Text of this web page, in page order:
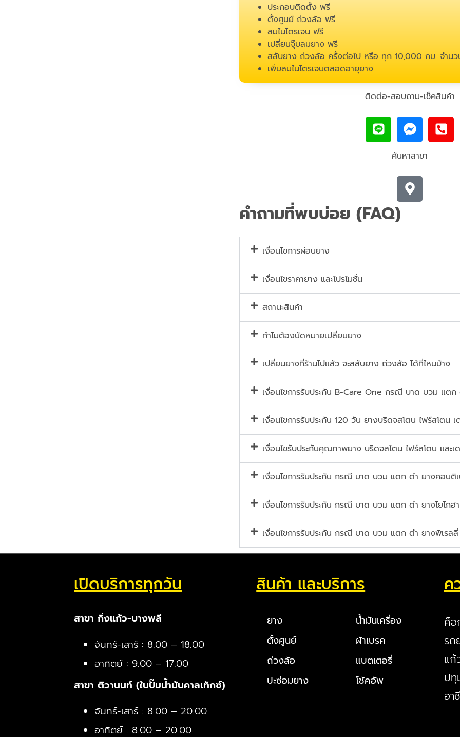
ประกอบติดตั้ง ฟรี
ตั้งศูนย์ ถ่วงล้อ ฟรี
ลมไนโตรเจน ฟรี
เปลี่ยนจุ๊บลมยาง ฟรี
สลับยาง ถ่วงล้อ ครั้งต่อไป หรือ ทุก 10,000 กม. จำน
เพิ่มลมไนโตรเจนตลอดอายุยาง
ติดต่อ-สอบถาม-เช็คสินค้า
ค้นหาสาขา
คำถามที่พบบ่อย (FAQ)
เงื่อนไขการผ่อนยาง
เงื่อนไขราคายาง และโปรโมชั่น
สถานะสินค้า
ทำไมต้องนัดหมายเปลี่ยนยาง
เปลี่ยนยางที่ร้านไปแล้ว จะสลับยาง ถ่วงล้อ ได้ที่ไหนบ้าง
เงื่อนไขการรับประกัน B-Care One กรณี บาด บวม แตก
เงื่อนไขการรับประกัน 120 วัน ยางบริดจสโตน ไฟร์สโตน
เงื่อนไขรับประกันคุณภาพยาง บริดจสโตน ไฟร์สโตน และเ
เงื่อนไขการรับประกัน กรณี บาด บวม แตก ตำ ยางคอนติ
เงื่อนไขการรับประกัน กรณี บาด บวม แตก ตำ ยางโยโกฮ
เงื่อนไขการรับประกัน กรณี บาด บวม แตก ตำ ยางพิเรลลี่
เปิดบริการทุกวัน
สาขา กิ่งแก้ว-บางพลี
จันทร์-เสาร์ : 8.00 – 18.00
อาทิตย์ : 9.00 – 17.00
สาขา ติวานนท์ (ในปั๊มน้ำมันคาลเท็กซ์)
จันทร์-เสาร์ : 8.00 – 20.00
อาทิตย์ : 8.00 – 20.00
สินค้า และบริการ
ยาง
ตั้งศูนย์
ถ่วงล้อ
ปะซ่อมยาง
น้ำมันเครื่อง
ผ้าเบรค
แบตเตอรี่
โช้คอัพ
ค
ค็อ
รถ
แก้
ปทุ
อา